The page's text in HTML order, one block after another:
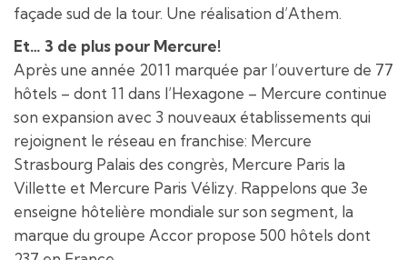
façade sud de la tour. Une réalisation d’Athem.
Et… 3 de plus pour Mercure!
Après une année 2011 marquée par l’ouverture de 77
hôtels – dont 11 dans l’Hexagone – Mercure continue
son expansion avec 3 nouveaux établissements qui
rejoignent le réseau en franchise: Mercure
Strasbourg Palais des congrès, Mercure Paris la
Villette et Mercure Paris Vélizy. Rappelons que 3e
enseigne hôtelière mondiale sur son segment, la
marque du groupe Accor propose 500 hôtels dont